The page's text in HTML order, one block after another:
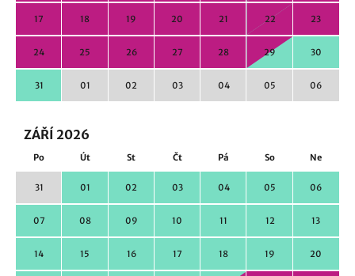
17 18 19 20 21 22 23
24 25 26 27 28 29 30
31 01 02 03 04 05 06
ZÁŘÍ 2026
Po Út St Čt Pá So Ne
31 01 02 03 04 05 06
07 08 09 10 11 12 13
14 15 16 17 18 19 20